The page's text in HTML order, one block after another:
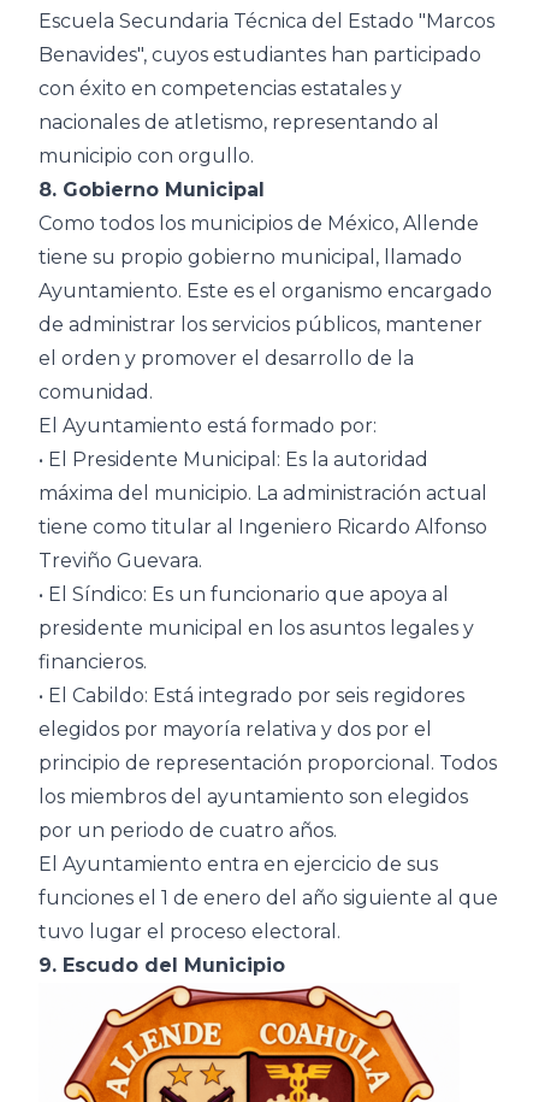
Escuela Secundaria Técnica del Estado "Marcos
Benavides", cuyos estudiantes han participado
con éxito en competencias estatales y
nacionales de atletismo, representando al
municipio con orgullo.
8. Gobierno Municipal
Como todos los municipios de México, Allende
tiene su propio gobierno municipal, llamado
Ayuntamiento. Este es el organismo encargado
de administrar los servicios públicos, mantener
el orden y promover el desarrollo de la
comunidad.
El Ayuntamiento está formado por:
• El Presidente Municipal: Es la autoridad
máxima del municipio. La administración actual
tiene como titular al Ingeniero Ricardo Alfonso
Treviño Guevara.
• El Síndico: Es un funcionario que apoya al
presidente municipal en los asuntos legales y
financieros.
• El Cabildo: Está integrado por seis regidores
elegidos por mayoría relativa y dos por el
principio de representación proporcional. Todos
los miembros del ayuntamiento son elegidos
por un periodo de cuatro años.
El Ayuntamiento entra en ejercicio de sus
funciones el 1 de enero del año siguiente al que
tuvo lugar el proceso electoral.
9. Escudo del Municipio